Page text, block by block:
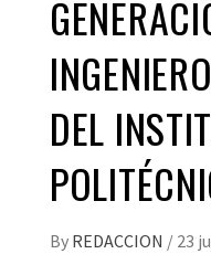
DEL
By REDACCION / 23